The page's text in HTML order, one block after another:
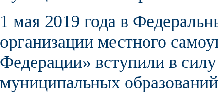
1 мая 2019 года в
организации местного
Федерации» вступили в
муниципальных